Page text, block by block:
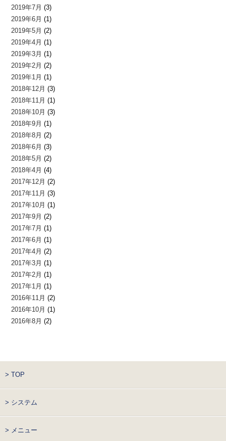
2019年7月 (3)
2019年6月 (1)
2019年5月 (2)
2019年4月 (1)
2019年3月 (1)
2019年2月 (2)
2019年1月 (1)
2018年12月 (3)
2018年11月 (1)
2018年10月 (3)
2018年9月 (1)
2018年8月 (2)
2018年6月 (3)
2018年5月 (2)
2018年4月 (4)
2017年12月 (2)
2017年11月 (3)
2017年10月 (1)
2017年9月 (2)
2017年7月 (1)
2017年6月 (1)
2017年4月 (2)
2017年3月 (1)
2017年2月 (1)
2017年1月 (1)
2016年11月 (2)
2016年10月 (1)
2016年8月 (2)
> TOP
> システム
> メニュー